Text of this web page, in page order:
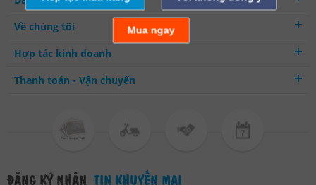
Mua ngay
Về chúng tôi
Hợp tác kinh doanh
Thanh toán - Vận chuyển
ĐĂNG KÝ NHẬN TIN KHUYẾN MẠI